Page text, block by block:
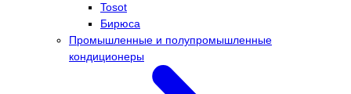
Tosot
Бирюса
Промышленные и полупромышленные
кондиционеры